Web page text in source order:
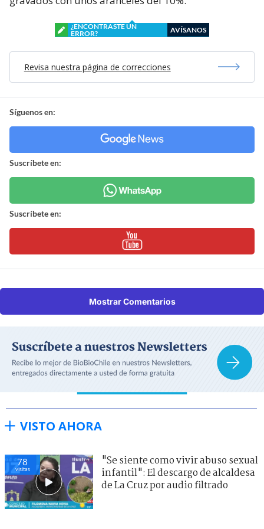
¿ENCONTRASTE UN
ERROR?
AVÍSANOS
Revisa nuestra página de correcciones
Síguenos en:
Suscríbete en:
Suscríbete en:
Mostrar Comentarios
VISTO AHORA
78
visitas
"Se siente como vivir abuso sexual
infantil": El descargo de alcaldesa
de La Cruz por audio filtrado